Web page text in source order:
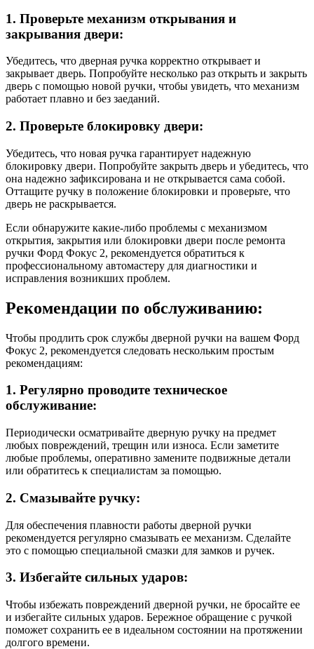
1. Проверьте механизм открывания и
закрывания двери:
Убедитесь, что дверная ручка корректно открывает и
закрывает дверь. Попробуйте несколько раз открыть и закрыть
дверь с помощью новой ручки, чтобы увидеть, что механизм
работает плавно и без заеданий.
2. Проверьте блокировку двери:
Убедитесь, что новая ручка гарантирует надежную
блокировку двери. Попробуйте закрыть дверь и убедитесь, что
она надежно зафиксирована и не открывается сама собой.
Оттащите ручку в положение блокировки и проверьте, что
дверь не раскрывается.
Если обнаружите какие-либо проблемы с механизмом
открытия, закрытия или блокировки двери после ремонта
ручки Форд Фокус 2, рекомендуется обратиться к
профессиональному автомастеру для диагностики и
исправления возникших проблем.
Рекомендации по обслуживанию:
Чтобы продлить срок службы дверной ручки на вашем Форд
Фокус 2, рекомендуется следовать нескольким простым
рекомендациям:
1. Регулярно проводите техническое
обслуживание:
Периодически осматривайте дверную ручку на предмет
любых повреждений, трещин или износа. Если заметите
любые проблемы, оперативно замените подвижные детали
или обратитесь к специалистам за помощью.
2. Смазывайте ручку:
Для обеспечения плавности работы дверной ручки
рекомендуется регулярно смазывать ее механизм. Сделайте
это с помощью специальной смазки для замков и ручек.
3. Избегайте сильных ударов:
Чтобы избежать повреждений дверной ручки, не бросайте ее
и избегайте сильных ударов. Бережное обращение с ручкой
поможет сохранить ее в идеальном состоянии на протяжении
долгого времени.